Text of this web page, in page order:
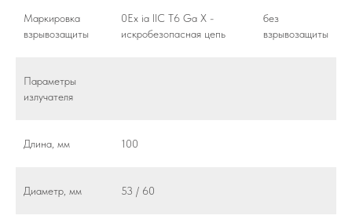
Маркировка
взрывозащиты
0Ex ia llC T6 Ga X -
искробезопасная цепь
без
взрывозащиты
Параметры
излучателя
Длина, мм 100
Диаметр, мм 53 / 60